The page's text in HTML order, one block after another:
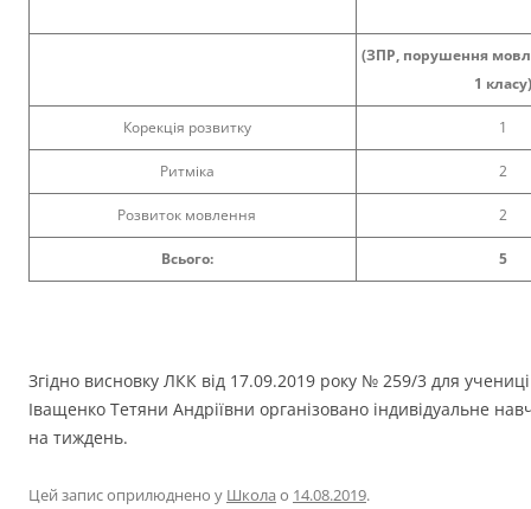
(ЗПР, порушення
1 класу)
Корекція розвитку 1
Ритміка 2
Розвиток мовлення 2
Всього: 5
Згідно висновку ЛКК від 17.09.2019 року № 259/3 для
Іващенко Тетяни Андріївни організовано індивідуальне
на тиждень.
Цей запис оприлюднено у Школа о 14.08.2019.